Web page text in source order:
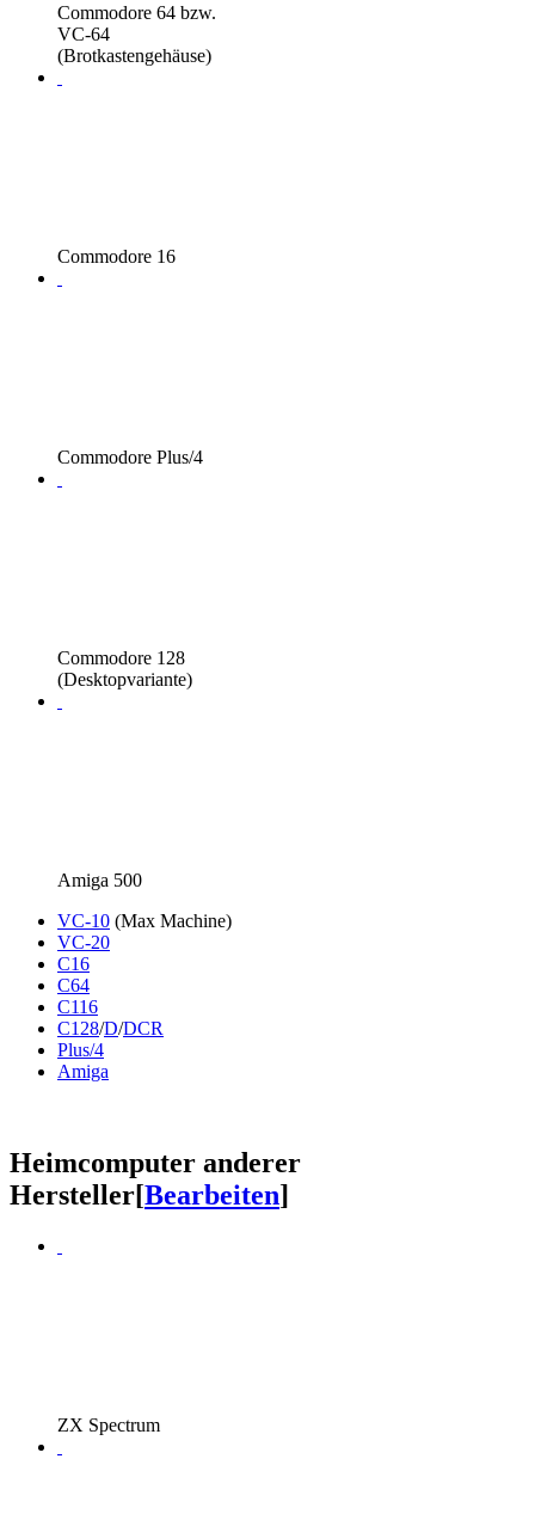
Commodore 64 bzw.
VC-64
(Brotkastengehäuse)
Commodore 16
Commodore Plus/4
Commodore 128
(Desktopvariante)
Amiga 500
VC-10 (Max Machine)
VC-20
C16
C64
C116
C128/D/DCR
Plus/4
Amiga
Heimcomputer anderer
Hersteller[Bearbeiten]
ZX Spectrum